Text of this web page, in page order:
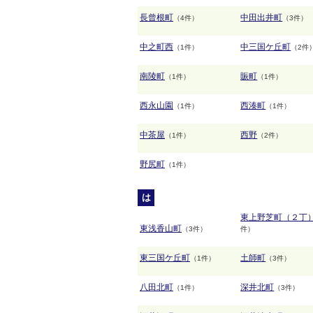
長曾根町 （4件） 中田出井町 （3件）
中之町西 （1件） 中三国ケ丘町 （2件）
南陵町 （1件） 賑町 （1件）
西永山園 （1件） 西湊町 （1件）
中茶屋 （1件） 西野 （2件）
野尻町 （1件）
は
東浅香山町 （3件）
東上野芝町（２丁）
件）
東三国ケ丘町 （1件） 土師町 （3件）
八田北町 （1件） 深井北町 （3件）